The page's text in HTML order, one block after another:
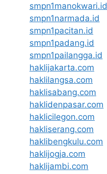
smpn1manokwari.id
smpn1narmada.id
smpn1pacitan.id
smpn1padang.id
smpn1pailangga.id
haklijakarta.com
haklilangsa.com
haklisabang.com
haklidenpasar.com
haklicilegon.com
hakliserang.com
haklibengkulu.com
haklijogja.com
haklijambi.com